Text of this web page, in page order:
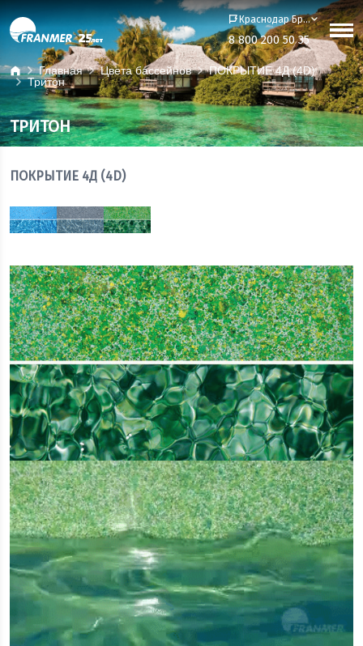
Краснодар Бренд-офис
8 800 200 50 35
Главная Цвета бассейнов
ПОКРЫТИЕ 4Д (4D)
Тритон
ТРИТОН
ПОКРЫТИЕ 4Д (4D)